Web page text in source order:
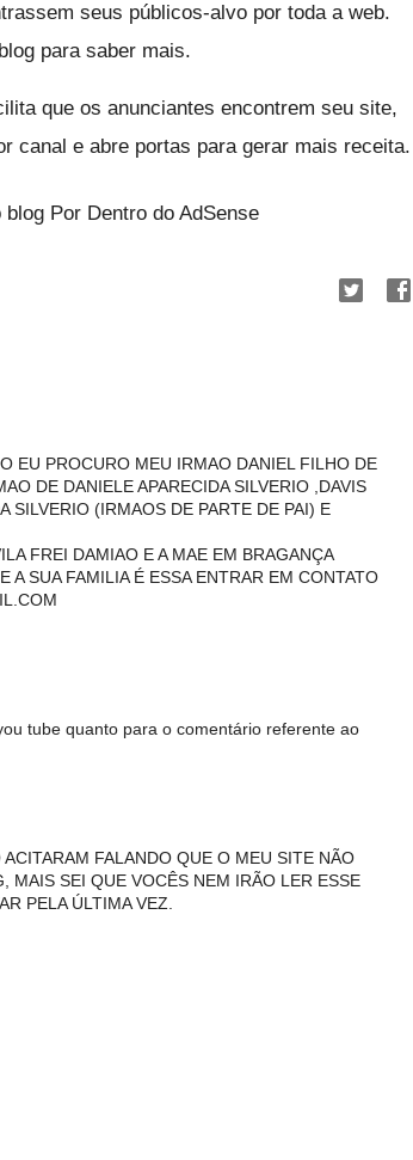
seus públicos-alvo por toda a web.
para saber mais.
que os anunciantes encontrem seu site,
canal e abre portas para gerar mais receita.
Por Dentro do AdSense
EU PROCURO MEU IRMAO DANIEL FILHO DE
DE DANIELE APARECIDA SILVERIO ,DAVIS
SILVERIO (IRMAOS DE PARTE DE PAI) E
FREI DAMIAO E A MAE EM BRAGANÇA
A SUA FAMILIA É ESSA ENTRAR EM CONTATO
tube quanto para o comentário referente ao
FALANDO QUE O MEU SITE NÃO
MAIS SEI QUE VOCÊS NEM IRÃO LER ESSE
PELA ÚLTIMA VEZ.